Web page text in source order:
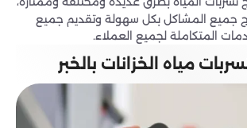
جميع المشاكل بكل سهولة وتقديم جميع
المتكاملة لجميع العملاء.
مياه الخزانات بالخبر